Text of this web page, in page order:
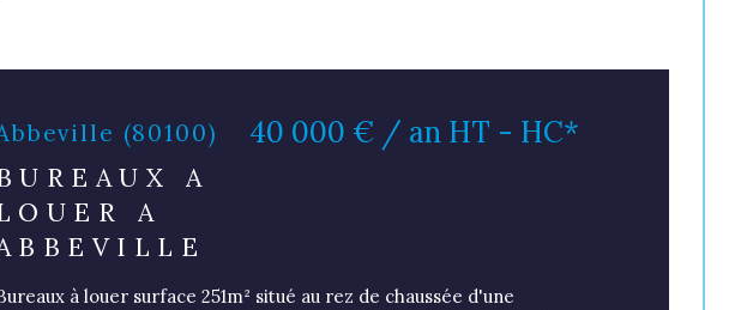
Abbeville (80100)
A
A
40 000 € / an HT - HC*
à louer surface 251m² situé au rez de chaussée d'une